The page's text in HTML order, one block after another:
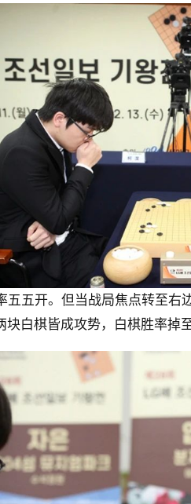
五开。但当战局焦点转至
白棋皆成攻势，白棋胜率掉